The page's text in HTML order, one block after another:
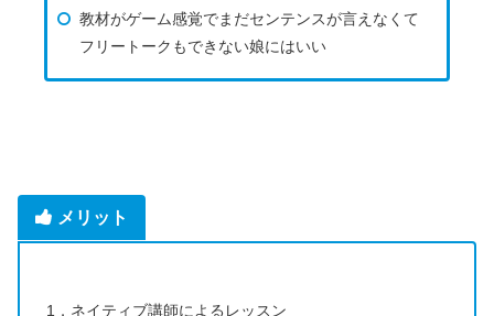
教材がゲーム感覚でまだセンテンスが言えなくて
フリートークもできない娘にはいい
メリット
1．ネイティブ講師によるレッスン